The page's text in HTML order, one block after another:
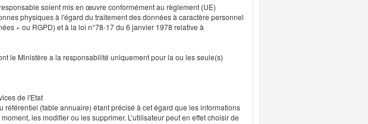
soient mis en œuvre conformément au règlement (UE)
physiques à l'égard du traitement des données à caractère personnel
» ou RGPD) et à la loi n°78-17 du 6 janvier 1978 relative à
le Ministère a la responsabilité uniquement pour la ou les seule(s)
de l'Etat
(table annuaire) étant précisé à cet égard que les informations
les modifier ou les supprimer. L’utilisateur peut en effet choisir de